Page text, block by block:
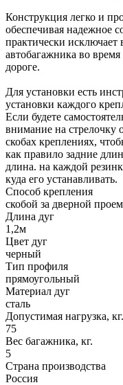
Конструкция легко и
обеспечивая надежное
практически исключает
автобагажника во
дороге.
Для установки есть
установки каждого
Если будете
внимание на стрелочку
скобах креплениях,
как правило задние
длина. на каждой
куда его устанавливать.
Способ крепления
скобой за дверной проем
Длина дуг
1,2м
Цвет дуг
черный
Тип профиля
прямоугольный
Материал дуг
сталь
Допустимая нагрузка, кг.
75
Вес багажника, кг.
5
Страна производства
Россия